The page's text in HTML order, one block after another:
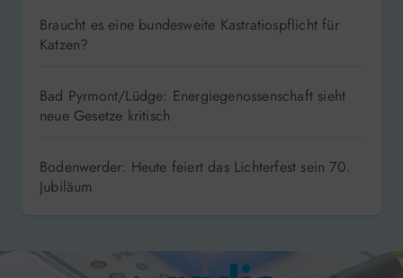
Braucht es eine bundesweite Kastratiospflicht für
Katzen?
Bad Pyrmont/Lüdge: Energiegenossenschaft sieht
neue Gesetze kritisch
Bodenwerder: Heute feiert das Lichterfest sein 70.
Jubiläum